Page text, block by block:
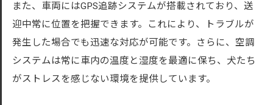
また、車両にはGPS追跡システムが搭載されており、送
迎中常に位置を把握できます。これにより、トラブルが
発生した場合でも迅速な対応が可能です。さらに、空調
システムは常に車内の温度と湿度を最適に保ち、犬たち
がストレスを感じない環境を提供しています。